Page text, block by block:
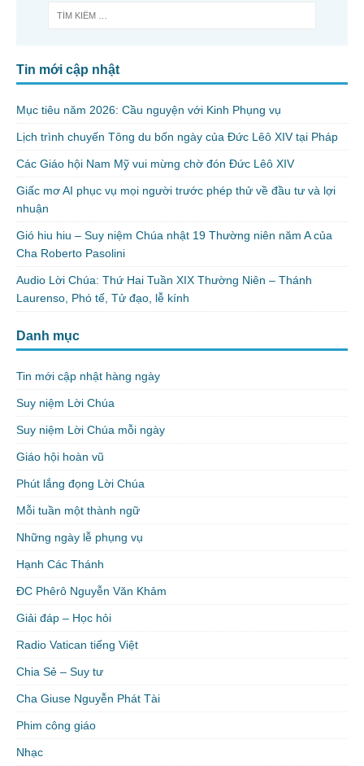
Tin mới cập nhật
Mục tiêu năm 2026: Cầu nguyện với Kinh Phụng vụ
Lịch trình chuyến Tông du bốn ngày của Đức Lêô XIV tại Pháp
Các Giáo hội Nam Mỹ vui mừng chờ đón Đức Lêô XIV
Giấc mơ AI phục vụ mọi người trước phép thử về đầu tư và lợi
nhuận
Gió hiu hiu – Suy niệm Chúa nhật 19 Thường niên năm A của
Cha Roberto Pasolini
Audio Lời Chúa: Thứ Hai Tuần XIX Thường Niên – Thánh
Laurenso, Phó tế, Tử đạo, lễ kính
Danh mục
Tin mới cập nhật hàng ngày
Suy niệm Lời Chúa
Suy niệm Lời Chúa mỗi ngày
Giáo hội hoàn vũ
Phút lắng đọng Lời Chúa
Mỗi tuần một thành ngữ
Những ngày lễ phụng vụ
Hạnh Các Thánh
ĐC Phêrô Nguyễn Văn Khảm
Giải đáp – Học hỏi
Radio Vatican tiếng Việt
Chia Sẻ – Suy tư
Cha Giuse Nguyễn Phát Tài
Phim công giáo
Nhạc